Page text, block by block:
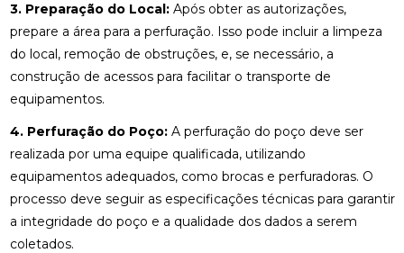
3. Preparação do Local:Após obter as autorizações,
prepare a área para a perfuração. Isso pode incluir a limpeza
do local, remoção de obstruções, e, se necessário, a
construção de acessos para facilitar o transporte de
equipamentos.
4. Perfuração do Poço:A perfuração do poço deve ser
realizada por uma equipe qualificada, utilizando
equipamentos adequados, como brocas e perfuradoras. O
processo deve seguir as especificações técnicas para garantir
a integridade do poço e a qualidade dos dados a serem
coletados.